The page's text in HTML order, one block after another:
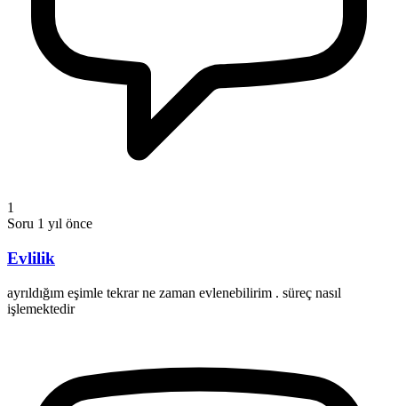
1
Soru 1 yıl önce
Evlilik
ayrıldığım eşimle tekrar ne zaman evlenebilirim . süreç nasıl
işlemektedir